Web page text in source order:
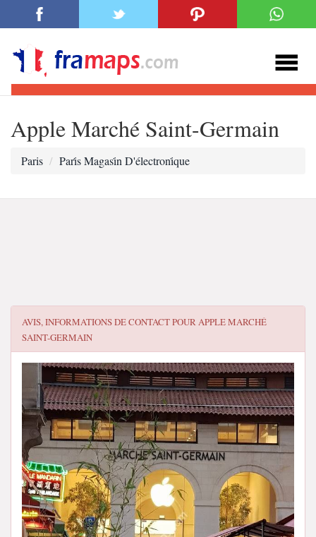
Apple Marché Saint-Germain
Paris Pari̇s Magasi̇n D'électroni̇que
AVIS, INFORMATIONS DE CONTACT POURAPPLE MARCHÉ
SAINT-GERMAIN